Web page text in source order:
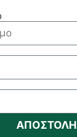
ΑΠΟΣΤΟΛΗ